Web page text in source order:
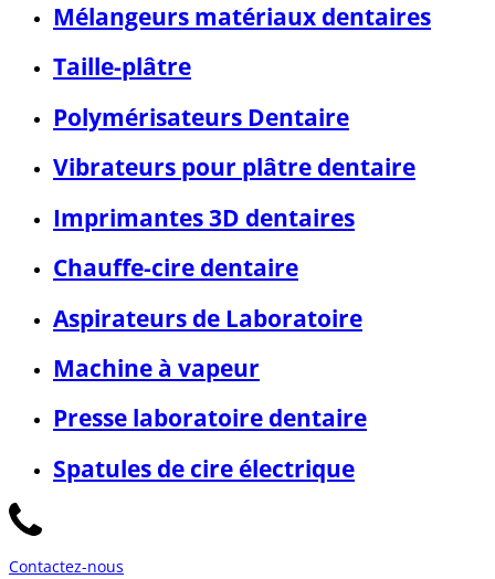
Mélangeurs matériaux dentaires
Taille-plâtre
Polymérisateurs Dentaire
Vibrateurs pour plâtre dentaire
Imprimantes 3D dentaires
Chauffe-cire dentaire
Aspirateurs de Laboratoire
Machine à vapeur
Presse laboratoire dentaire
Spatules de cire électrique
Contactez-nous